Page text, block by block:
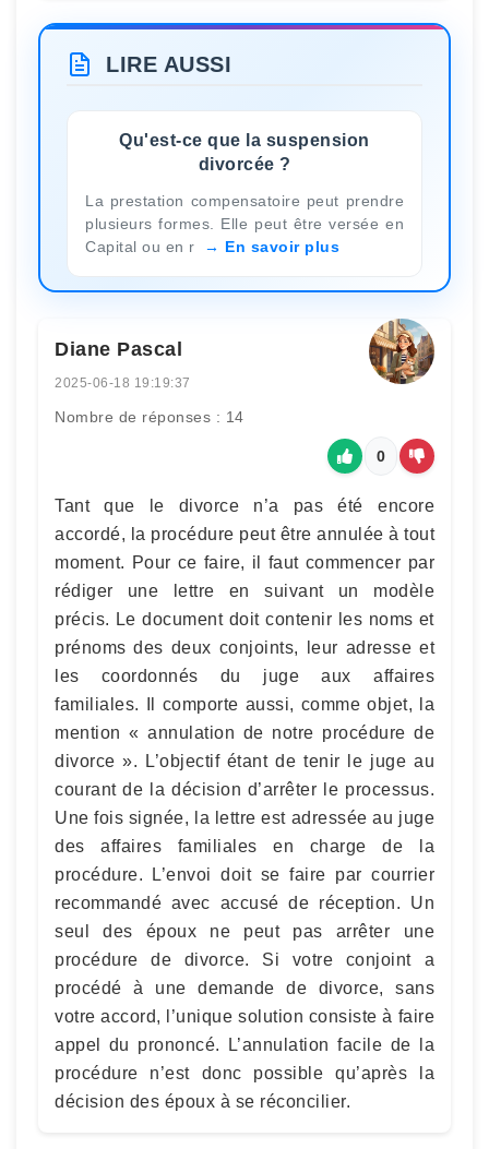
LIRE AUSSI
Qu'est-ce que la suspension
divorcée ?
La prestation compensatoire peut prendre
plusieurs formes. Elle peut être versée en
Capital ou en r
En savoir plus
Diane Pascal
2025-06-18 19:19:37
Nombre de réponses : 14
0
Tant que le divorce n’a pas été encore
accordé, la procédure peut être annulée à tout
moment. Pour ce faire, il faut commencer par
rédiger une lettre en suivant un modèle
précis. Le document doit contenir les noms et
prénoms des deux conjoints, leur adresse et
les coordonnés du juge aux affaires
familiales. Il comporte aussi, comme objet, la
mention « annulation de notre procédure de
divorce ». L’objectif étant de tenir le juge au
courant de la décision d’arrêter le processus.
Une fois signée, la lettre est adressée au juge
des affaires familiales en charge de la
procédure. L’envoi doit se faire par courrier
recommandé avec accusé de réception. Un
seul des époux ne peut pas arrêter une
procédure de divorce. Si votre conjoint a
procédé à une demande de divorce, sans
votre accord, l’unique solution consiste à faire
appel du prononcé. L’annulation facile de la
procédure n’est donc possible qu’après la
décision des époux à se réconcilier.